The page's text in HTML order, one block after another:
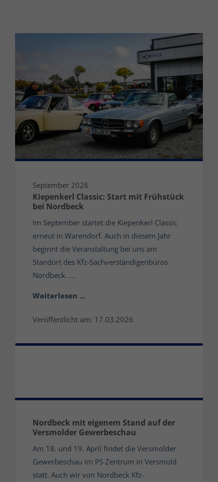
September 2026
Kiepenkerl Classic: Start mit Frühstück
bei Nordbeck
Im September startet die Kiepenkerl Classic
erneut in Warendorf. Auch in diesem Jahr
beginnt die Veranstaltung bei uns am
Standort des Kfz-Sachverständigenbüros
Nordbeck. ...
Weiterlesen …
Veröffentlicht am: 17.03.2026
Nordbeck mit eigenem Stand auf der
Versmolder Gewerbeschau
Am 18. und 19. April findet die Versmolder
Gewerbeschau im PS Zentrum in Versmold
statt. Auch wir von Nordbeck Kfz-